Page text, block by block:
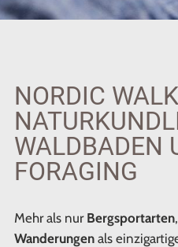
NORDIC
WALDBADEN
FORAGING
Mehr als nur Bergsportarten
Wanderungenals